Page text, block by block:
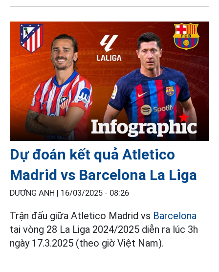
Dự đoán kết quả Atletico
Madrid vs Barcelona La Liga
DƯƠNG ANH | 16/03/2025 - 08:26
Trận đấu giữa Atletico Madrid vs Barcelona
tại vòng 28 La Liga 2024/2025 diễn ra lúc 3h
ngày 17.3.2025 (theo giờ Việt Nam).